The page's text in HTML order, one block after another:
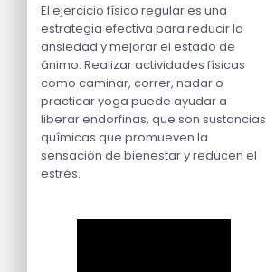
El ejercicio físico regular es una
estrategia efectiva para reducir la
ansiedad y mejorar el estado de
ánimo. Realizar actividades físicas
como caminar, correr, nadar o
practicar yoga puede ayudar a
liberar endorfinas, que son sustancias
químicas que promueven la
sensación de bienestar y reducen el
estrés.